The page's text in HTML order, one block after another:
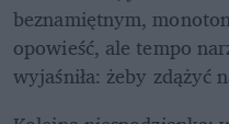
beznamiętnym,
opowieść, ale tempo
wyjaśniła: żeby zdążyć